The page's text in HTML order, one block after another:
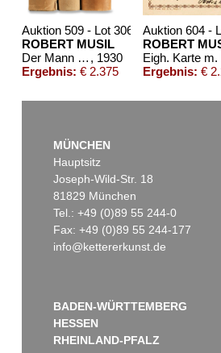
Auktion 509 - Lot 306
ROBERT MUSIL
Der Mann ohne Eigenschaften. 3 Bände + 1 Beigabe , 1930
Ergebnis: € 2.375
Auktion 604 -
ROBERT
Eigh. Karte m.
Ergebnis: €
Auktion 359 - Lot 994
MÜNCHEN
Hauptsitz
Joseph-Wild-Str. 18
81829 München
Tel.: +49 (0)89 55 244-0
Fax: +49 (0)89 55 244-177
info@kettererkunst.de
BADEN-WÜRTTEMBERG
HESSEN
RHEINLAND-PFALZ